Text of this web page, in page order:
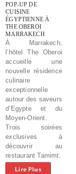
POP-UP DE
CUISINE
ÉGYPTIENNE À
THE OBEROI
MARRAKECH
À Marrakech,
l’hôtel The Oberoi
accueille une
nouvelle résidence
culinaire
exceptionnelle
autour des saveurs
d’Egypte et du
Moyen-Orient.
Trois soirées
exclusives à
découvrir au
restaurant Tamimt.
Lire Plus